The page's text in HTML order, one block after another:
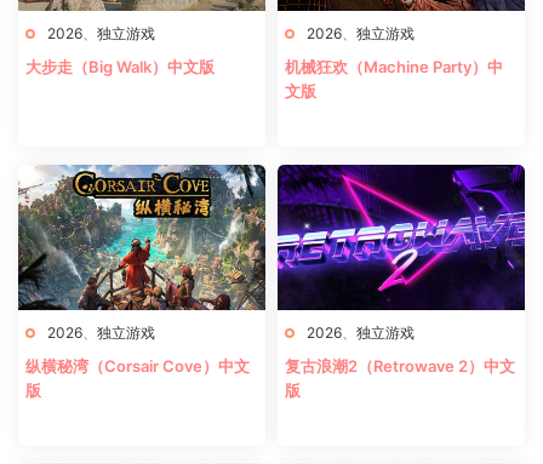
2026 独立游戏
大步走（Big Walk）中文版
2026 独立游戏
机械狂欢（Machine Party）中
文版
2026 独立游戏
纵横秘湾（Corsair Cove）中文
版
2026 独立游戏
复古浪潮2（Retrowave 2）中文
版